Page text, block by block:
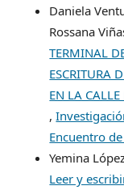
Daniela
Rossana
TERMINAL
ESCRITURA
EN LA
,
Encuentro
Yemina
Leer y